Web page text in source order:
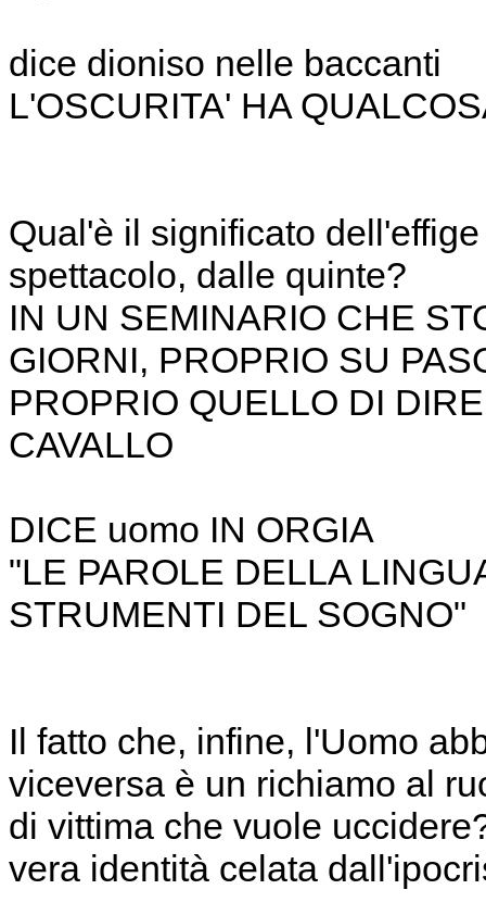
dice dioniso nelle baccanti
L'OSCURITA' HA
Qual'è il significato
spettacolo, dalle quinte?
IN UN SEMINARIO CHE
GIORNI, PROPRIO SU
PROPRIO QUELLO DI
CAVALLO
DICE uomo IN ORGIA
"LE PAROLE DELLA
STRUMENTI DEL SOGNO"
Il fatto che, infine, l'Uomo
viceversa è un richiamo al
di vittima che vuole
vera identità celata